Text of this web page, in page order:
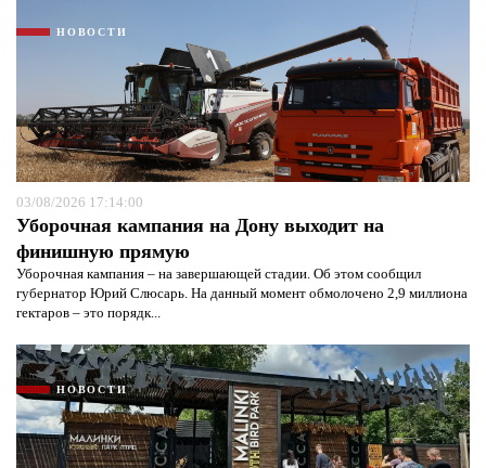
НОВОСТИ
03/08/2026 17:14:00
Уборочная кампания на Дону выходит на
финишную прямую
Уборочная кампания – на завершающей стадии. Об этом сообщил
губернатор Юрий Слюсарь. На данный момент обмолочено 2,9 миллиона
гектаров – это порядк...
НОВОСТИ
политикой конфиденциальности и
защиты информации*
Я согласен с
политикой конфиденциальности и
защиты информации*